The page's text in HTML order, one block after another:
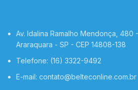
Av. Idalina Ramalho Mendonça, 480
Araraquara - SP - CEP 14808-138
Telefone: (16) 3322-9492
E-mail: contato@belteconline.com.br